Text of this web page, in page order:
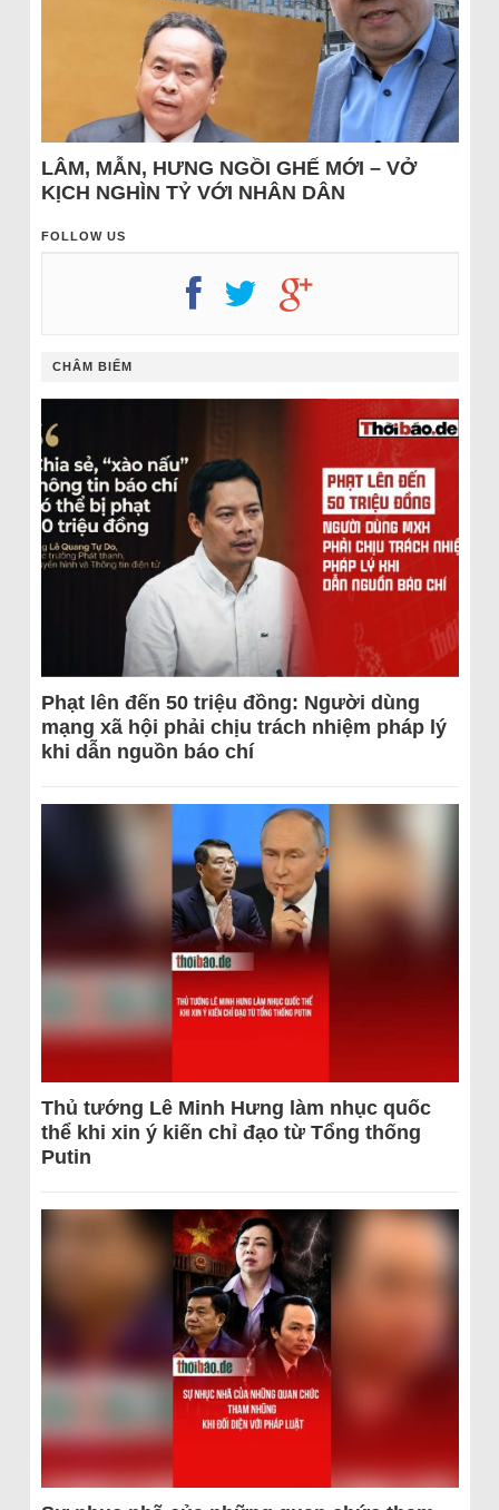
LÂM, MẪN, HƯNG NGỒI GHẾ MỚI – VỞ
KỊCH NGHÌN TỶ VỚI NHÂN DÂN
FOLLOW US
CHÂM BIẾM
Phạt lên đến 50 triệu đồng: Người dùng
mạng xã hội phải chịu trách nhiệm pháp lý
khi dẫn nguồn báo chí
Thủ tướng Lê Minh Hưng làm nhục quốc
thể khi xin ý kiến chỉ đạo từ Tổng thống
Putin